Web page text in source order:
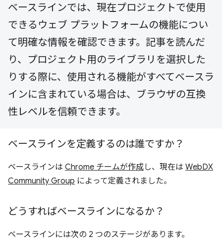
ベースラインでは、現在プロジェクトで使用
できるウェブ プラットフォームの機能につい
て明確な情報を確認できます。記事を読んだ
り、プロジェクト用のライブラリを選択した
りする際に、使用される機能がすべてベースラ
インに含まれている場合は、ブラウザの互換
性レベルを信頼できます。
ベースラインを定義するのは誰ですか？
ベースラインは Chrome チームが作成し、現在は WebDX
Community Group によって定義されました。
どうすればベースラインになるか？
ベースラインには次の 2 つのステージがあります。